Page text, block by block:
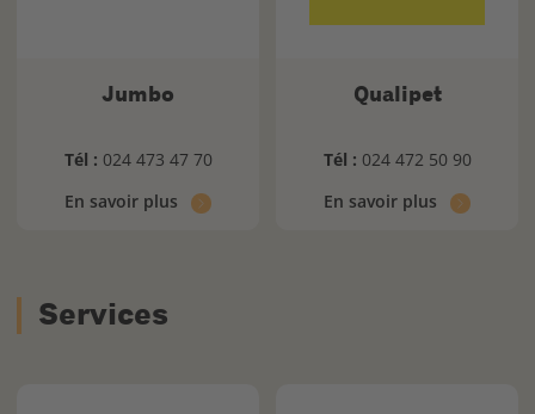
Jumbo
Tél : 024 473 47 70
En savoir plus
Qualipet
Tél : 024 472 50 90
En savoir plus
Services